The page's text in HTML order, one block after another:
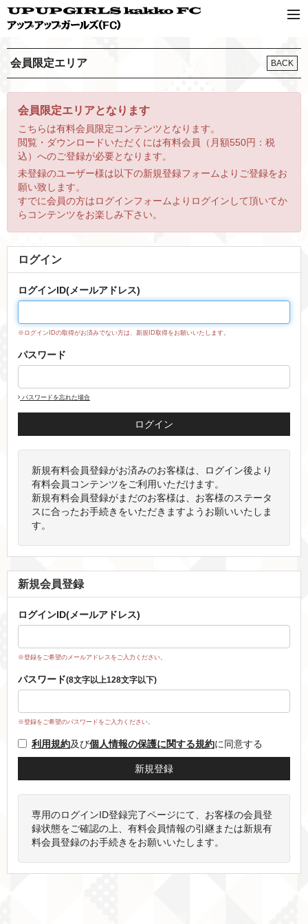
会員限定エリア BACK
会員限定エリアとなります
こちらは有料会員限定コンテンツとなります。
閲覧・ダウンロードいただくには有料会員（月額550円：税
込）へのご登録が必要となります。
未登録のユーザー様は以下の新規登録フォームよりご登録をお
願い致します。
すでに会員の方はログインフォームよりログインして頂いてか
らコンテンツをお楽しみ下さい。
ログイン
ログインID(メールアドレス)
※ログインIDの取得がお済みでない方は、新規ID取得をお願いいたします。
パスワード
パスワードを忘れた場合
新規有料会員登録がお済みのお客様は、ログイン後より
有料会員コンテンツをご利用いただけます。
新規有料会員登録がまだのお客様は、お客様のステータ
スに合ったお手続きをいただきますようお願いいたしま
す。
新規会員登録
ログインID(メールアドレス)
※登録をご希望のメールアドレスをご入力ください。
パスワード(8文字以上128文字以下)
※登録をご希望のパスワードをご入力ください。
利用規約及び個人情報の保護に関する規約に同意する
専用のログインID登録完了ページにて、お客様の会員登
録状態をご確認の上、有料会員情報の引継または新規有
料会員登録のお手続きをお願いいたします。